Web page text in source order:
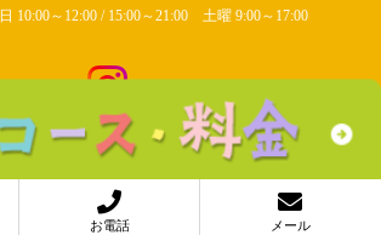
10:00～12:00 / 15:00～21:00 土曜 9:00～17:00
© SECOND HOME All rights reserved.
お電話 メール